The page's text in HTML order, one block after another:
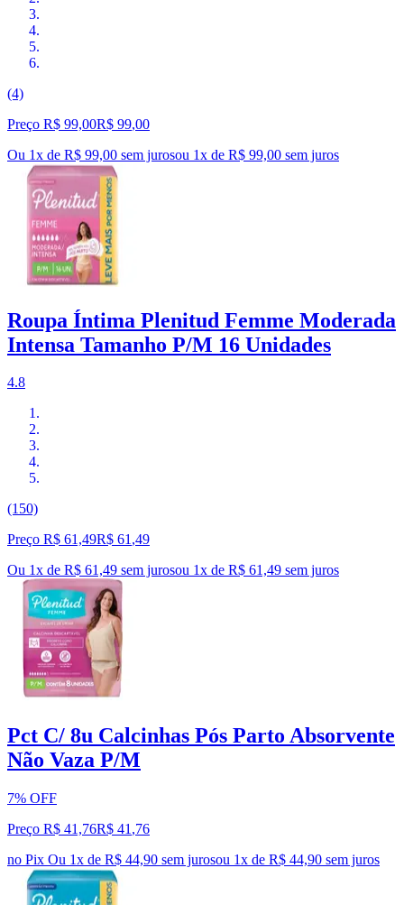
(4)
Preço R$ 99,00R$ 99,00
Ou 1x de R$ 99,00 sem jurosou 1x de R$ 99,00 sem juros
Roupa Íntima Plenitud Femme Moderada
Intensa Tamanho P/M 16 Unidades
4.8
(150)
Preço R$ 61,49R$ 61,49
Ou 1x de R$ 61,49 sem jurosou 1x de R$ 61,49 sem juros
Pct C/ 8u Calcinhas Pós Parto Absorvente
Não Vaza P/M
7% OFF
Preço R$ 41,76R$ 41 ,76
no Pix Ou 1x de R$ 44,90 sem jurosou 1x de R$ 44,90 sem juros